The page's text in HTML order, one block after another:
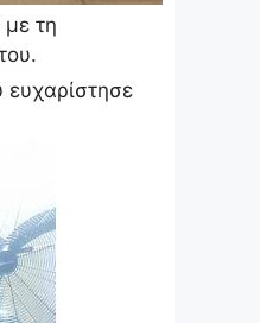
τη
ευχαρίστησε